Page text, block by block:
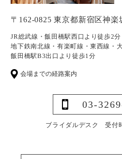
〒162-0825 東京都新宿区神楽
JR総武線・飯田橋駅西口より徒歩2分
地下鉄南北線・有楽町線・東西線・
飯田橋駅B3出口より徒歩1分
会場までの経路案内
03-
ブライダルデスク 受付